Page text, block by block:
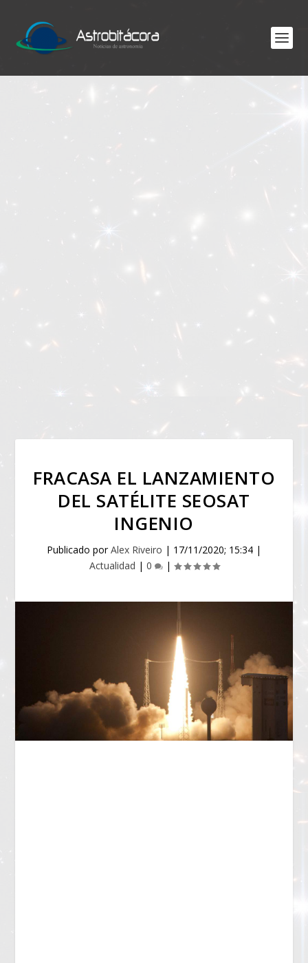
FRACASA EL LANZAMIENTO
DEL SATÉLITE SEOSAT
INGENIO
Publicado porAlex Riveiro | 17/11/2020; 15:34 |
Actualidad | 0 |